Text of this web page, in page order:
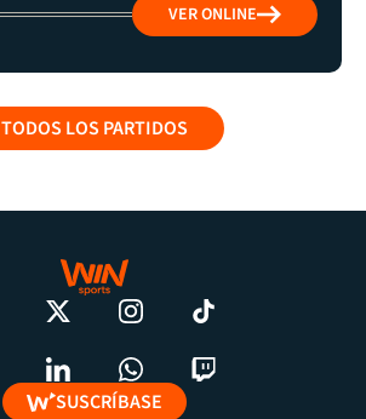
VER ONLINE
TODOS LOS PARTIDOS
SUSCRÍBASE